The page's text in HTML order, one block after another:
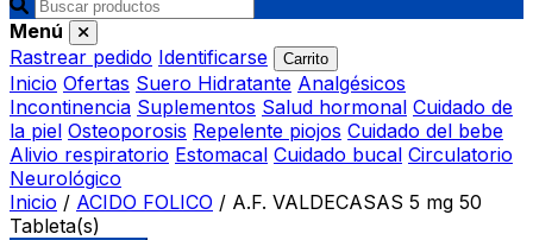
Menú
Rastrear pedido Identificarse Carrito
Inicio Ofertas Suero Hidratante Analgésicos
Incontinencia Suplementos Salud hormonal Cuidado de
la piel Osteoporosis Repelente piojos Cuidado del bebe
Alivio respiratorio Estomacal Cuidado bucal Circulatorio
Neurológico
Inicio / ACIDO FOLICO / A.F. VALDECASAS 5 mg 50
Tableta(s)